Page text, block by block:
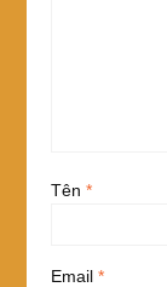
Tên *
Email *